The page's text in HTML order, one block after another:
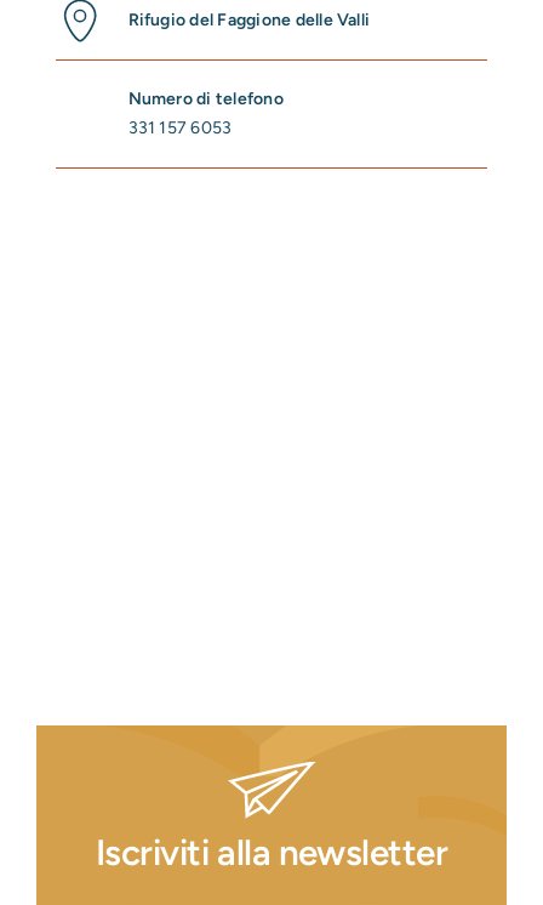
Rifugio del Faggione delle Valli
Numero di telefono
331 157 6053
Iscriviti alla newsletter